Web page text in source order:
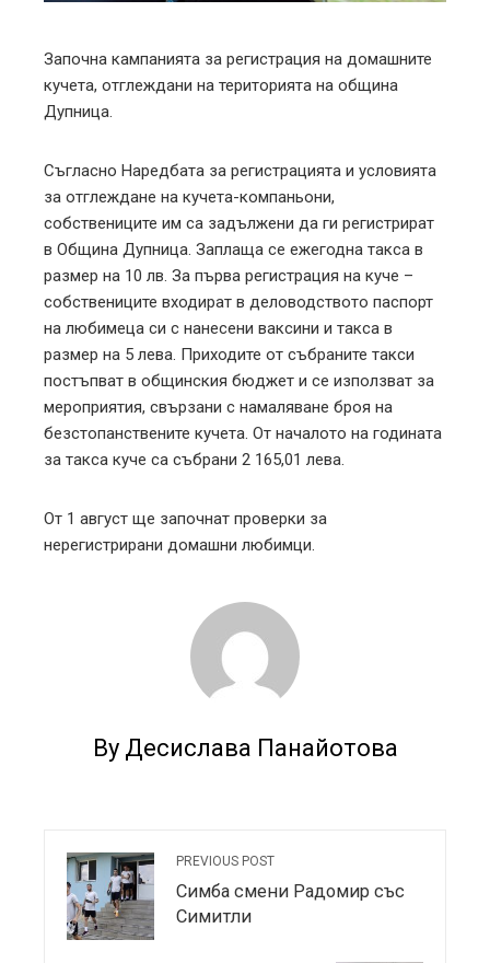
Започна кампанията за регистрация на домашните
кучета, отглеждани на територията на община
Дупница.
Съгласно Наредбата за регистрацията и условията
за отглеждане на кучета-компаньони,
собствениците им са задължени да ги регистрират
в Община Дупница. Заплаща се ежегодна такса в
размер на 10 лв. За първа регистрация на куче –
собствениците входират в деловодството паспорт
на любимеца си с нанесени ваксини и такса в
размер на 5 лева. Приходите от събраните такси
постъпват в общинския бюджет и се използват за
мероприятия, свързани с намаляване броя на
безстопанствените кучета. От началото на годината
за такса куче са събрани 2 165,01 лева.
От 1 август ще започнат проверки за
нерегистрирани домашни любимци.
By Десислава Панайотова
PREVIOUS POST
Симба смени Радомир със
Симитли